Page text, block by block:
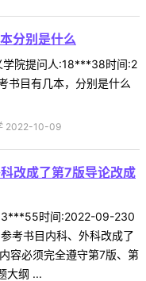
分别是什么
学院提问人:18***38时间:2
书目有几本，分别是什么
2022-10-09
改成了第7版导论改成
时间:2022-09-230
考书目内科、外科改成了
容必须完全遵守第7版、第
大纲 ...